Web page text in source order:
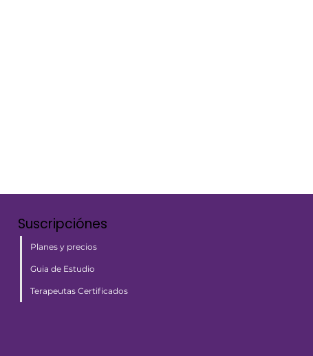
Planes y precios
Guia de Estudio
Terapeutas Certificados
Suscripciónes